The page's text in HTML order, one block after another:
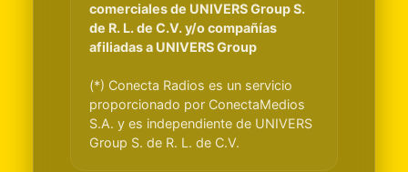
comerciales de UNIVERS Group S.
de R. L. de C.V. y/o compañías
afiliadas a UNIVERS Group
(*) Conecta Radios es un servicio
proporcionado por ConectaMedios
S.A. y es independiente de UNIVERS
Group S. de R. L. de C.V.